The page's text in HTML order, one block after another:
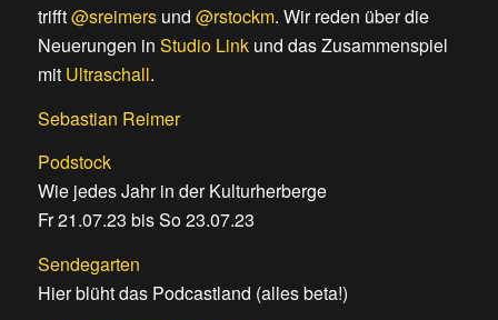
trifft@sreimersund @rstockm. Wir reden über die
Neuerungen in Studio Linkund das Zusammenspiel
mit Ultraschall.
Sebastian Reimer
Podstock
Wie jedes Jahr in der Kulturherberge
Fr 21.07.23 bis So 23.07.23
Sendegarten
Hier blüht das Podcastland (alles beta!)